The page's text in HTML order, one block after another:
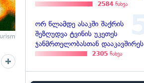
2584 ნახვა
ორ წლამდე ასაკში შაქრის
შეზღუდვა ტვინის უკეთეს
ჯანმრთელობასთან დააკავშირეს
2305 ნახვა